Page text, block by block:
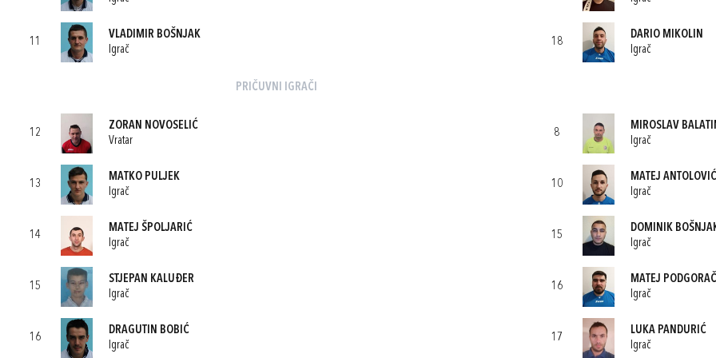
11
VLADIMIR BOŠNJAK
Igrač
PRIČUVNI IGRAČI
12
ZORAN NOVOSELIĆ
Vratar
13
MATKO PULJEK
Igrač
14
MATEJ ŠPOLJARIĆ
Igrač
15
STJEPAN KALUĐER
Igrač
16
DRAGUTIN BOBIĆ
Igrač
18
DARIO MIKOLIN
Igrač
8
MIROSLAV
Igrač
10
MATEJ ANTOLOVIĆ
Igrač
15
DOMINIK
Igrač
16
MATEJ
Igrač
17
LUKA PANDURIĆ
Igrač